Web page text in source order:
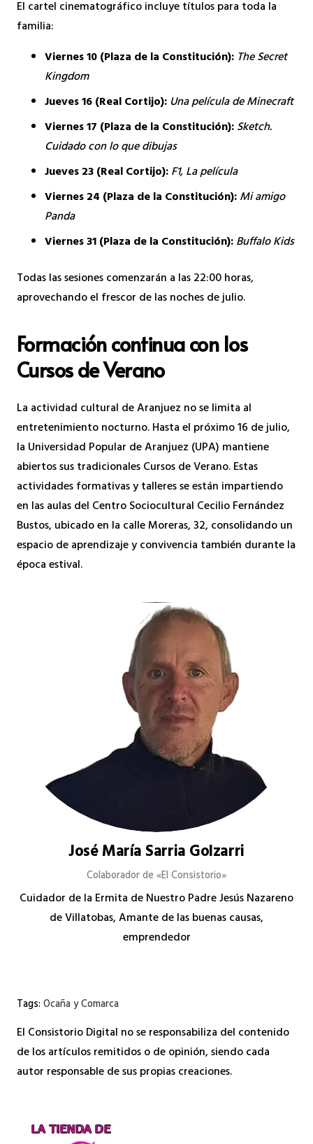
El cartel cinematográfico incluye títulos para toda la
familia:
Viernes 10 (Plaza de la Constitución): The Secret
Kingdom
Jueves 16 (Real Cortijo): Una película de Minecraft
Viernes 17 (Plaza de la Constitución):Sketch.
Cuidado con lo que dibujas
Jueves 23 (Real Cortijo):F1, La película
Viernes 24 (Plaza de la Constitución):Mi amigo
Panda
Viernes 31 (Plaza de la Constitución):Buffalo Kids
Todas las sesiones comenzarán a las 22:00 horas,
aprovechando el frescor de las noches de julio.
Formación continua con los
Cursos de Verano
La actividad cultural de Aranjuez no se limita al
entretenimiento nocturno. Hasta el próximo 16 de julio,
la Universidad Popular de Aranjuez (UPA) mantiene
abiertos sus tradicionales Cursos de Verano. Estas
actividades formativas y talleres se están impartiendo
en las aulas del Centro Sociocultural Cecilio Fernández
Bustos, ubicado en la calle Moreras, 32, consolidando un
espacio de aprendizaje y convivencia también durante la
época estival.
José María Sarria Golzarri
Colaborador de «El Consistorio»
Cuidador de la Ermita de Nuestro Padre Jesús Nazareno
de Villatobas, Amante de las buenas causas,
emprendedor
Tags:Ocaña y Comarca
El Consistorio Digital no se responsabiliza del contenido
de los artículos remitidos o de opinión, siendo cada
autor responsable de sus propias creaciones.